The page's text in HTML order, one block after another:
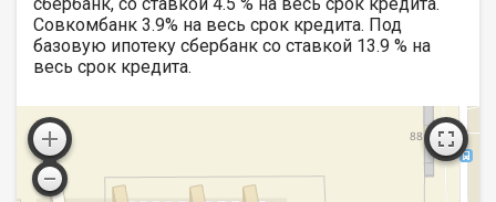
Совкомбанк 3.9% на весь срок кредита. Под
базовую ипотеку сбербанк со ставкой 13.9 % на
весь срок кредита.